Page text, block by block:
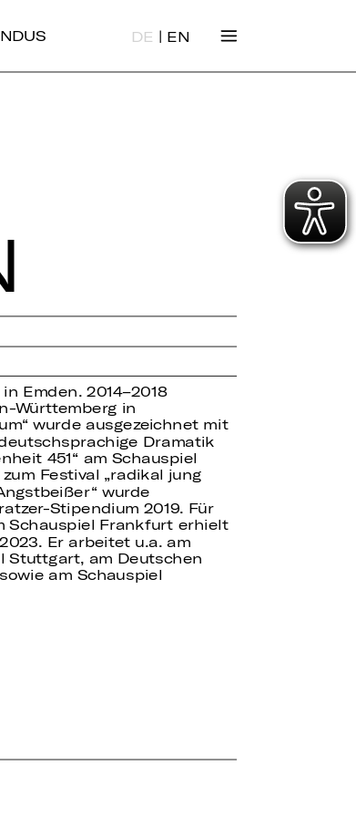
DE | EN
Emden. 2014–2018
Württemberg in
wurde ausgezeichnet mit
Dramatik
451“ am Schauspiel
Festival „radikal jung
wurde
Stipendium 2019. Für
Schauspiel Frankfurt erhielt
Er arbeitet u.a. am
Stuttgart, am Deutschen
am Schauspiel